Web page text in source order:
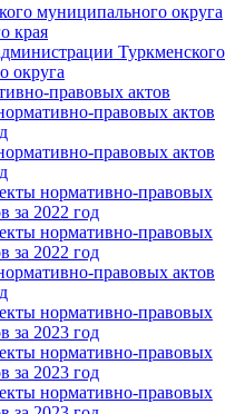
муниципального округа
края
Туркменского
округа
правовых актов
правовых актов
правовых актов
нормативно-правовых
за 2022 год
нормативно-правовых
за 2022 год
правовых актов
нормативно-правовых
за 2023 год
нормативно-правовых
за 2023 год
нормативно-правовых